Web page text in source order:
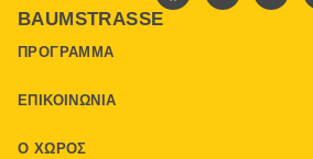
BAUMSTRASSE
ΠΡΌΓΡΑΜΜΑ
ΕΠΙΚΟΙΝΩΝΊΑ
Ο ΧΏΡΟΣ